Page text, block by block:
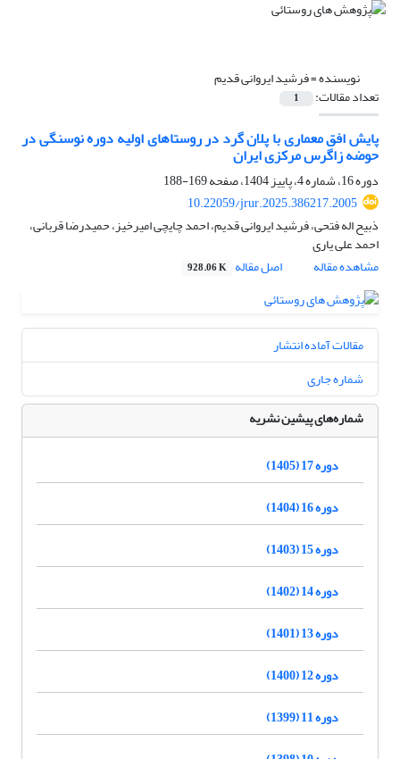
نویسنده =فرشید ایروانی قدیم
تعداد مقالات: 1
پایش افق معماری با پلان گرد در روستاهای اولیه دوره‌ نوسنگی در
حوضه زاگرس مرکزی ایران
دوره 16، شماره 4، پاییز 1404، صفحه
169-188
10.22059/jrur.2025.386217.2005
ذبیح اله فتحی، فرشید ایروانی قدیم، احمد چایچی امیرخیز، حمیدرضا قربانی،
احمد علی یاری
مشاهده مقاله
اصل مقاله 928.06 K
مقالات آماده انتشار
شماره جاری
شماره‌های پیشین نشریه
دوره 17 (1405)
دوره 16 (1404)
دوره 15 (1403)
دوره 14 (1402)
دوره 13 (1401)
دوره 12 (1400)
دوره 11 (1399)